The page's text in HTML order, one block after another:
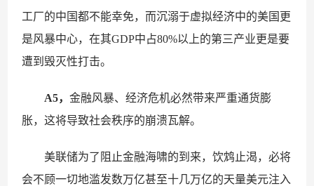
工厂的中国都不能幸免，而沉溺于虚拟经济中的美国更
是风暴中心，在其GDP中占80%以上的第三产业更是要
遭到毁灭性打击。
A5，金融风暴、经济危机必然带来严重通货膨
胀，这将导致社会秩序的崩溃瓦解。
美联储为了阻止金融海啸的到来，饮鸩止渴，必将
会不顾一切地滥发数万亿甚至十几万亿的天量美元注入